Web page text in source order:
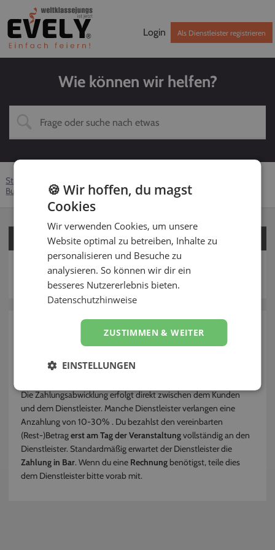
Login Als Dienstleister registrieren
Wie können wir helfen?
Startseite
Buchung
Bezahlung
Für Kunden
Für Dienstleister
Dienstleister?
Die Zahlungsabwicklung erfolgt direkt zwischen dem Kunden
und dem Dienstleister. Manche Dienstleister verlangen eine
Anzahlung von 10-30% . Du bezahlst den vereinbarten
(Rest-)Betragerst am Tag der Veranstaltungvollständig an den
Dienstleister. Standardmäßig erwartet der Dienstleister die
Zahlung in Bar. Wenn du eine Rechnung benötigst, teile dies
dem Dienstleister bitte vorab mit.
🍪 Wir hoffen, du magst
Cookies
Wir verwenden Cookies, um unsere
Website optimal zu betreiben, Inhalte zu
personalisieren und Besuche zu
analysieren. So können wir dir ein
besseres Nutzererlebnis bieten.
Datenschutzhinweise
ZUSTIMMEN & WEITER
EINSTELLUNGEN